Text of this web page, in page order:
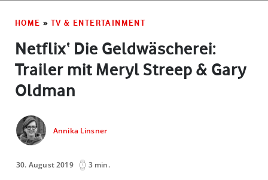
HOME » TV & ENTERTAINMENT
Netflix‘ Die Geldwäscherei:
Trailer mit Meryl Streep & Gary
Oldman
Annika Linsner
30. August 2019 3 min.